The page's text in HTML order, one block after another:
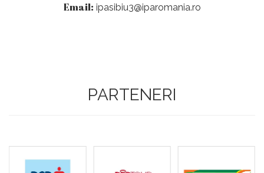
Email: ipasibiu3@iparomania.ro
PARTENERI